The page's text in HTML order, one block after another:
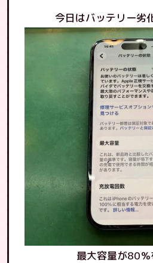
今日はバッテリー劣
最大容量が80％